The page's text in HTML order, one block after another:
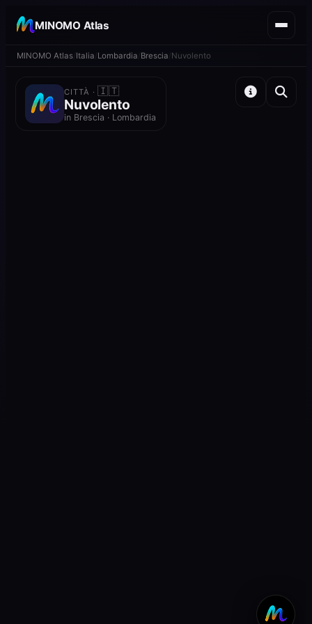
MINOMO Atlas
MINOMO Atlas Italia Lombardia Brescia Nuvolento
CITTÀ ·🇮🇹
Nuvolento
in Brescia · Lombardia